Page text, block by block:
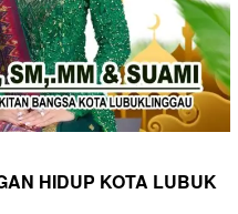
HIDUP KOTA LUBUK